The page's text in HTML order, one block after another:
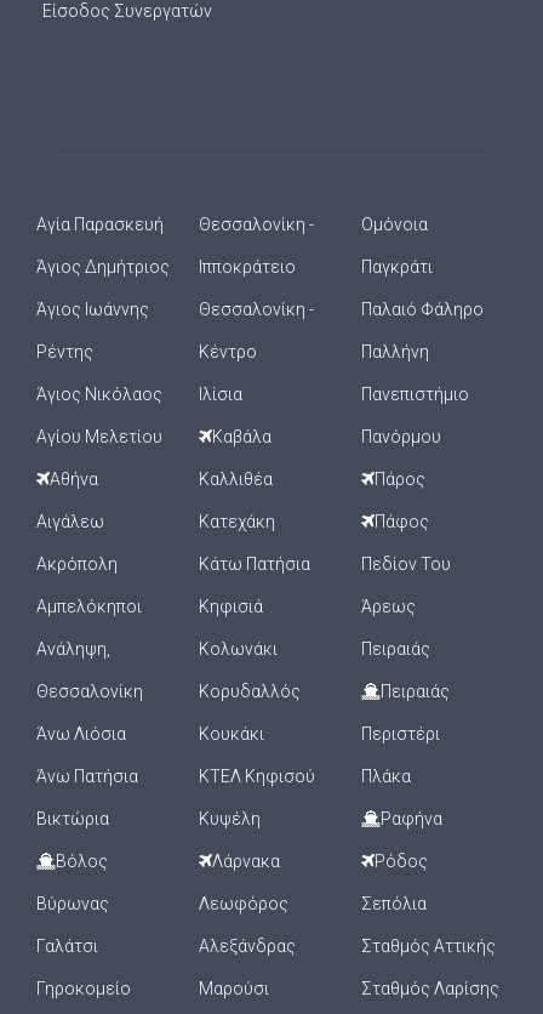
Είσοδος Συνεργατών
Αγία Παρασκευή
Άγιος Δημήτριος
Άγιος Ιωάννης
Ρέντης
Άγιος Νικόλαος
Αγίου Μελετίου
Αθήνα
Αιγάλεω
Ακρόπολη
Αμπελόκηποι
Ανάληψη,
Θεσσαλονίκη
Άνω Λιόσια
Άνω Πατήσια
Βικτώρια
Βόλος
Βύρωνας
Γαλάτσι
Γηροκομείο
Θεσσαλονίκη -
Ιπποκράτειο
Θεσσαλονίκη -
Κέντρο
Ιλίσια
Καβάλα
Καλλιθέα
Κατεχάκη
Κάτω Πατήσια
Κηφισιά
Κολωνάκι
Κορυδαλλός
Κουκάκι
ΚΤΕΛ Κηφισού
Κυψέλη
Λάρνακα
Λεωφόρος
Αλεξάνδρας
Μαρούσι
Ομόνοια
Παγκράτι
Παλαιό Φάληρο
Παλλήνη
Πανεπιστήμιο
Πανόρμου
Πάρος
Πάφος
Πεδίον Του
Άρεως
Πειραιάς
Πειραιάς
Περιστέρι
Πλάκα
Ραφήνα
Ρόδος
Σεπόλια
Σταθμός Αττικής
Σταθμός Λαρίσης